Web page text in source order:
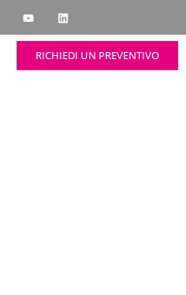
RICHIEDI UN PREVENTIVO